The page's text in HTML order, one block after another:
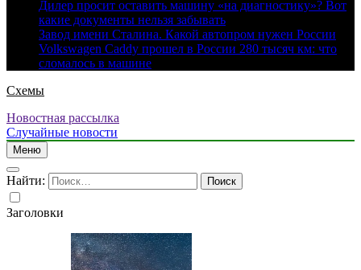
Дилер просит оставить машину «на диагностику»? Вот
какие документы нельзя забывать
Завод имени Сталина. Какой автопром нужен России
Volkswagen Caddy прошел в России 280 тысяч км: что
сломалось в машине
Схемы
Новостная рассылка
Случайные новости
Меню
Найти:
Заголовки